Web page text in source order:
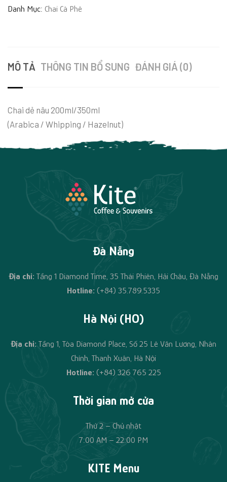
Danh Mục: Chai Cà Phê
MÔ TẢ THÔNG TIN BỔ SUNG ĐÁNH GIÁ (0)
Chai dẻ nâu 200ml/350ml
(Arabica / Whipping / Hazelnut)
Đà Nẵng
Địa chỉ: Tầng 1 Diamond Time, 35 Thái Phiên, Hải Châu, Đà Nẵng
Hotline: (+84) 35.789.5335
Hà Nội (HO)
Địa chỉ:Tầng 1, Tòa Diamond Place, Số 25 Lê Văn Lương, Nhân
Chính, Thanh Xuân, Hà Nội
Hotline: (+84) 326 765 225
Thời gian mở cửa
Thứ 2 – Chủ nhật
7:00 AM – 22:00 PM
KITE Menu